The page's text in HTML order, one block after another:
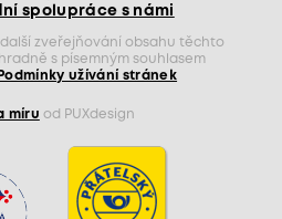
spolupráce s námi
zveřejňování obsahu těchto
s písemným souhlasem
Podmínky užívání stránek
míru od PUXdesign